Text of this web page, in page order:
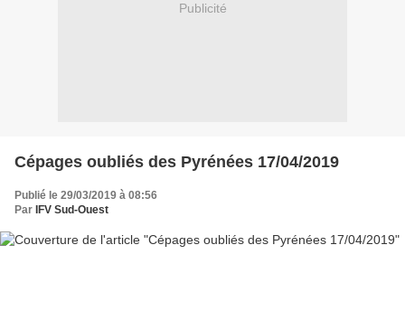
Publicité
Cépages oubliés des Pyrénées 17/04/2019
Publié le 29/03/2019 à 08:56
Par IFV Sud-Ouest